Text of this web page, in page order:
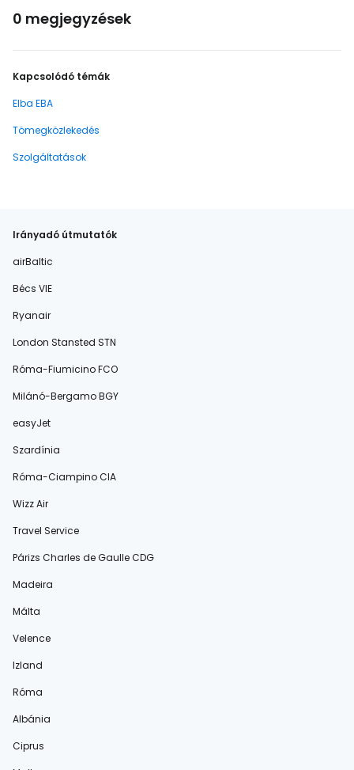
0 megjegyzések
Kapcsolódó témák
Elba EBA
Tömegközlekedés
Szolgáltatások
Irányadó útmutatók
airBaltic
Bécs VIE
Ryanair
London Stansted STN
Róma-Fiumicino FCO
Milánó-Bergamo BGY
easyJet
Szardínia
Róma-Ciampino CIA
Wizz Air
Travel Service
Párizs Charles de Gaulle CDG
Madeira
Málta
Velence
Izland
Róma
Albánia
Ciprus